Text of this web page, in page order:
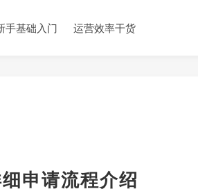
手基础入门 运营效率干货
申请流程介绍